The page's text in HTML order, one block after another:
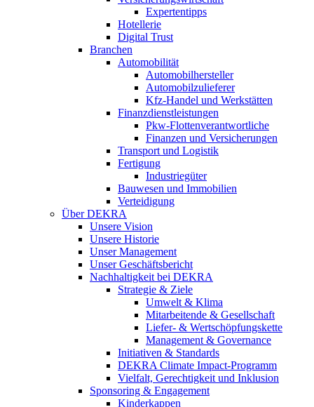
Expertentipps
Hotellerie
Digital Trust
Branchen
Automobilität
Automobilhersteller
Automobilzulieferer
Kfz-Handel und Werkstätten
Finanzdienstleistungen
Pkw‑Flottenverantwortliche
Finanzen und Versicherungen
Transport und Logistik
Fertigung
Industriegüter
Bauwesen und Immobilien
Verteidigung
Über DEKRA
Unsere Vision
Unsere Historie
Unser Management
Unser Geschäftsbericht
Nachhaltigkeit bei DEKRA
Strategie & Ziele
Umwelt & Klima
Mitarbeitende & Gesellschaft
Liefer- & Wertschöpfungskette
Management & Governance
Initiativen & Standards
DEKRA Climate Impact-Programm
Vielfalt, Gerechtigkeit und Inklusion​
Sponsoring & Engagement
Kinderkappen